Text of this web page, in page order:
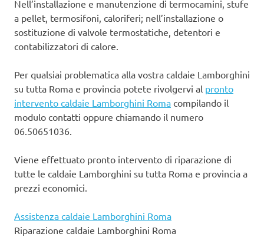
Nell’installazione e manutenzione di termocamini, stufe
a pellet, termosifoni, caloriferi; nell’installazione o
sostituzione di valvole termostatiche, detentori e
contabilizzatori di calore.
Per qualsiai problematica alla vostra caldaie Lamborghini
su tutta Roma e provincia potete rivolgervi al pronto
intervento caldaie Lamborghini Roma compilando il
modulo contatti oppure chiamando il numero
06.50651036.
Viene effettuato pronto intervento di riparazione di
tutte le caldaie Lamborghini su tutta Roma e provincia a
prezzi economici.
Assistenza caldaie Lamborghini Roma
Riparazione caldaie Lamborghini Roma